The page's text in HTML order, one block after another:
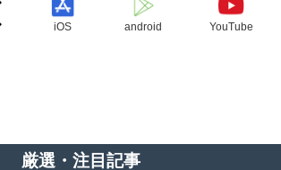
iOS android YouTube
厳選・注目記事